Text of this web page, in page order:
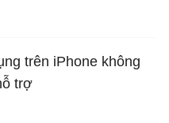
trên iPhone không
trợ